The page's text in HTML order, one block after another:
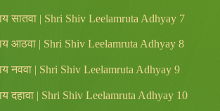
सातवा | Shri Shiv Leelamruta Adhyay 7
आठवा | Shri Shiv Leelamruta Adhyay 8
नववा | Shri Shiv Leelamruta Adhyay 9
दहावा | Shri Shiv Leelamruta Adhyay 10